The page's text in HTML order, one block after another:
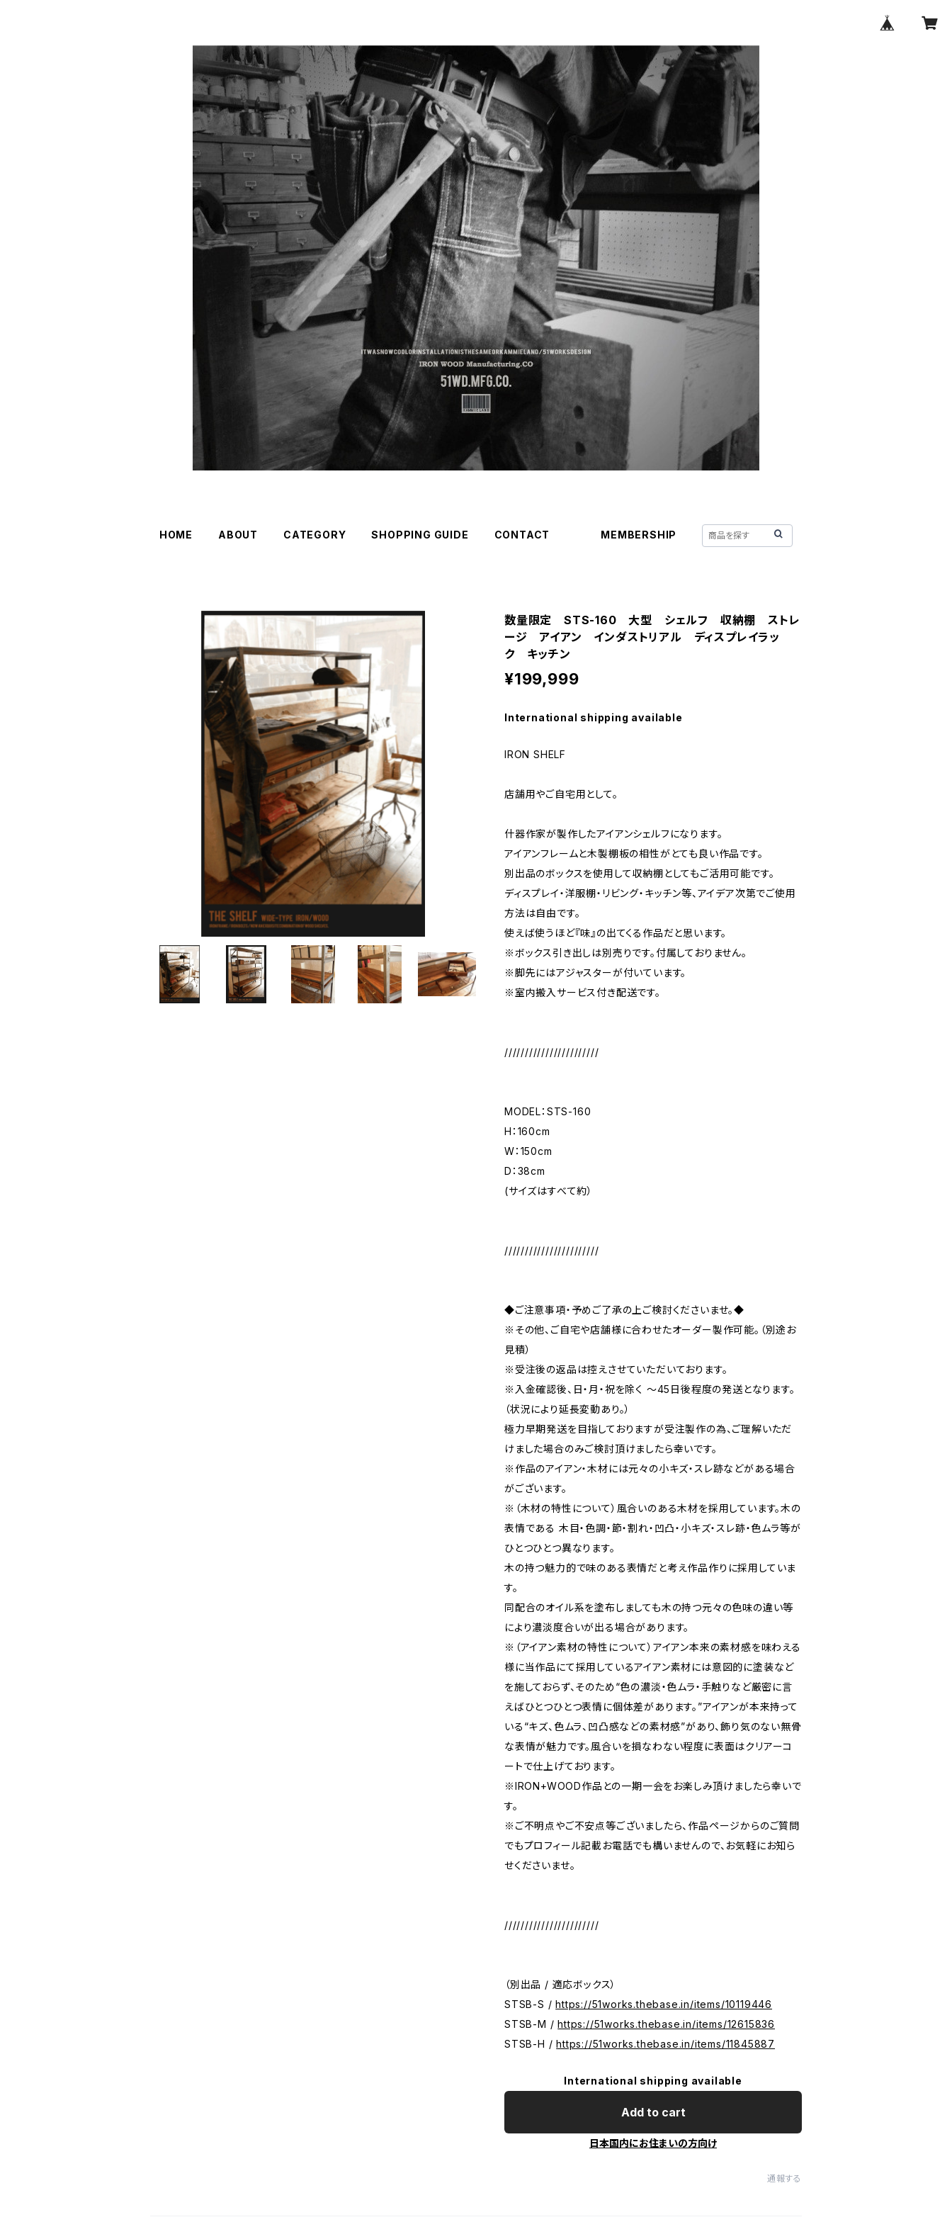
HOME ABOUT CATEGORY SHOPPING GUIDE CONTACT MEMBERSHIP
数量限定 STS-160 大型 シェルフ 収納棚 ストレ
ージ アイアン インダストリアル ディスプレイラッ
ク キッチン
¥199,999
International shipping available
IRON SHELF
店舗用やご自宅用として。
什器作家が製作したアイアンシェルフになります。
アイアンフレームと木製棚板の相性がとても良い作品です。
別出品のボックスを使用して収納棚としてもご活用可能です。
ディスプレイ・洋服棚・リビング・キッチン等、アイデア次第でご使用
方法は自由です。
使えば使うほど『味』の出てくる作品だと思います。
※ボックス引き出しは別売りです。付属しておりません。
※脚先にはアジャスターが付いています。
※室内搬入サービス付き配送です。
///////////////////////
MODEL：STS-160
H：160cm
W：150cm
D：38cm
(サイズはすべて約）
///////////////////////
◆ご注意事項・予めご了承の上ご検討くださいませ。◆
※その他、ご自宅や店舗様に合わせたオーダー製作可能。（別途お
見積）
※受注後の返品は控えさせていただいております。
※入金確認後、日・月・祝を除く ～45日後程度の発送となります。
（状況により延長変動あり。）
極力早期発送を目指しておりますが受注製作の為、ご理解いただ
けました場合のみご検討頂けましたら幸いです。
※作品のアイアン・木材には元々の小キズ・スレ跡などがある場合
がございます。
※（木材の特性について）風合いのある木材を採用しています。木の
表情である 木目・色調・節・割れ・凹凸・小キズ・スレ跡・色ムラ等が
ひとつひとつ異なります。
木の持つ魅力的で味のある表情だと考え作品作りに採用していま
す。
同配合のオイル系を塗布しましても木の持つ元々の色味の違い等
により濃淡度合いが出る場合があります。
※（アイアン素材の特性について）アイアン本来の素材感を味わえる
様に当作品にて採用しているアイアン素材には意図的に塗装など
を施しておらず、そのため“色の濃淡・色ムラ・手触りなど厳密に言
えばひとつひとつ表情に個体差があります。”アイアンが本来持って
いる“キズ、色ムラ、凹凸感などの素材感”があり、飾り気のない無骨
な表情が魅力です。風合いを損なわない程度に表面はクリアーコ
ートで仕上げております。
※IRON+WOOD作品との一期一会をお楽しみ頂けましたら幸いで
す。
※ご不明点やご不安点等ございましたら、作品ページからのご質問
でもプロフィール記載お電話でも構いませんので、お気軽にお知ら
せくださいませ。
///////////////////////
（別出品 / 適応ボックス）
STSB-S /https://51works.thebase.in/items/10119446
STSB-M /https://51works.thebase.in/items/12615836
STSB-H /https://51works.thebase.in/items/11845887
International shipping available
Add to cart
日本国内にお住まいの方向け
通報する